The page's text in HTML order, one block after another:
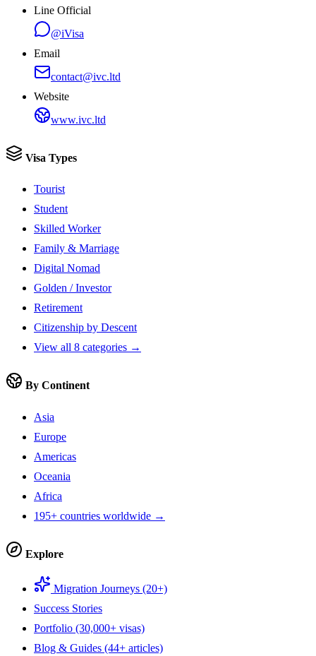
Line Official
@iVisa
Email
contact@ivc.ltd
Website
www.ivc.ltd
Visa Types
Tourist
Student
Skilled Worker
Family & Marriage
Digital Nomad
Golden / Investor
Retirement
Citizenship by Descent
View all 8 categories →
By Continent
Asia
Europe
Americas
Oceania
Africa
195+ countries worldwide →
Explore
Migration Journeys (20+)
Success Stories
Portfolio (30,000+ visas)
Blog & Guides (44+ articles)